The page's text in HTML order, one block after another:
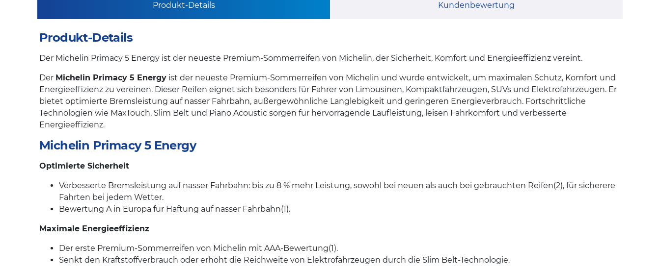
Produkt-Details Kundenbewertung
Produkt-Details
Der Michelin Primacy 5 Energy ist der neueste Premium-Sommerreifen von Michelin, der Sicherheit, Komfort und Energieeffizienz vereint.
Der Michelin Primacy 5 Energy ist der neueste Premium-Sommerreifen von Michelin und wurde entwickelt, um maximalen Schutz, Komfort und
Energieeffizienz zu vereinen. Dieser Reifen eignet sich besonders für Fahrer von Limousinen, Kompaktfahrzeugen, SUVs und Elektrofahrzeugen. Er
bietet optimierte Bremsleistung auf nasser Fahrbahn, außergewöhnliche Langlebigkeit und geringeren Energieverbrauch. Fortschrittliche
Technologien wie MaxTouch, Slim Belt und Piano Acoustic sorgen für hervorragende Laufleistung, leisen Fahrkomfort und verbesserte
Energieeffizienz.
Michelin Primacy 5 Energy
Optimierte Sicherheit
Verbesserte Bremsleistung auf nasser Fahrbahn: bis zu 8 % mehr Leistung, sowohl bei neuen als auch bei gebrauchten Reifen(2), für sicherere
Fahrten bei jedem Wetter.
Bewertung A in Europa für Haftung auf nasser Fahrbahn(1).
Maximale Energieeffizienz
Der erste Premium-Sommerreifen von Michelin mit AAA-Bewertung(1).
Senkt den Kraftstoffverbrauch oder erhöht die Reichweite von Elektrofahrzeugen durch die Slim Belt-Technologie.